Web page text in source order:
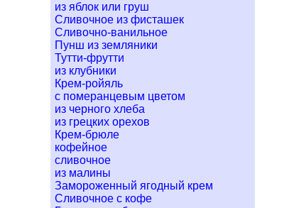
из яблок или груш
Сливочное из фисташек
Сливочно-ванильное
Пунш из земляники
Тутти-фрутти
из клубники
Крем-ройяль
с померанцевым цветом
из черного хлеба
из грецких орехов
Крем-брюле
кофейное
сливочное
из малины
Замороженный ягодный крем
Сливочное с кофе